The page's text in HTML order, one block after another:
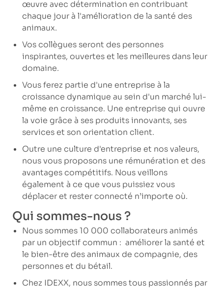
œuvre avec détermination en contribuant
chaque jour à l'amélioration de la santé des
animaux.
Vos collègues seront des personnes
inspirantes, ouvertes et les meilleures dans leur
domaine.
Vous ferez partie d'une entreprise à la
croissance dynamique au sein d'un marché lui-
même en croissance. Une entreprise qui ouvre
la voie grâce à ses produits innovants, ses
services et son orientation client.
Outre une culture d'entreprise et nos valeurs,
nous vous proposons une rémunération et des
avantages compétitifs. Nous veillons
également à ce que vous puissiez vous
déplacer et rester connecté n’importe où.
Qui sommes-nous ?
Nous sommes 10 000 collaborateurs animés
par un objectif commun : améliorer la santé et
le bien-être des animaux de compagnie, des
personnes et du bétail.
Chez IDEXX, nous sommes tous passionnés par